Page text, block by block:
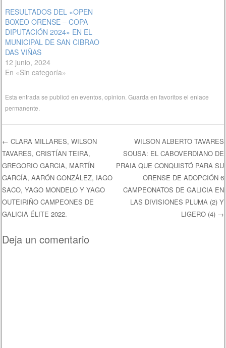
RESULTADOS DEL «OPEN
BOXEO ORENSE – COPA
DIPUTACIÓN 2024» EN EL
MUNICIPAL DE SAN CIBRAO
DAS VIÑAS
12 junio, 2024
En «Sin categoría»
Esta entrada se publicó eneventos ,opinion . Guarda en favoritos elenlace
permanente
Navegación de entradas
← CLARA MILLARES, WILSON
TAVARES, CRISTÍAN TEIRA,
GREGORIO GARCIA, MARTÍN
GARCÍA, AARÓN GONZÁLEZ, IAGO
SACO, YAGO MONDELO Y YAGO
OUTEIRIÑO CAMPEONES DE
GALICIA ÉLITE 2022.
WILSON ALBERTO TAVARES
SOUSA: EL CABOVERDIANO DE
PRAIA QUE CONQUISTÓ PARA SU
ORENSE DE ADOPCIÓN 6
CAMPEONATOS DE GALICIA EN
LAS DIVISIONES PLUMA (2) Y
LIGERO (4) →
Deja un comentario